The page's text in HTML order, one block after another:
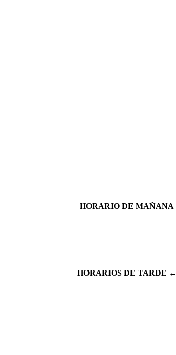
HORARIO DE MAÑANA
HORARIOS DE TARDE ←